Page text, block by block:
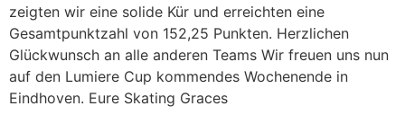
zeigten wir eine solide Kür und erreichten eine
Gesamtpunktzahl von 152,25 Punkten. Herzlichen
Glückwunsch an alle anderen Teams Wir freuen uns nun
auf den Lumiere Cup kommendes Wochenende in
Eindhoven. Eure Skating Graces